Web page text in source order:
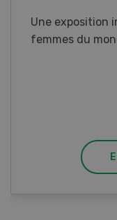
Vous élevez
Ce cours vous